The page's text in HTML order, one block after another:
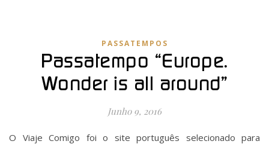
PASSATEMPOS
Passatempo “Europe.
Wonder is all around”
Junho 9, 2016
O Viaje Comigo foi o site português selecionado para